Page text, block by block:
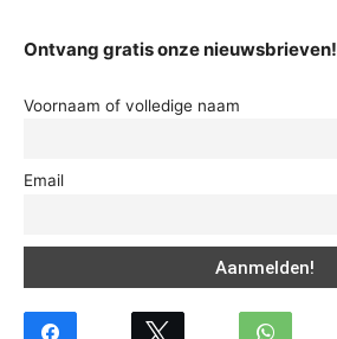
Ontvang gratis onze nieuwsbrieven!
Voornaam of volledige naam
Email